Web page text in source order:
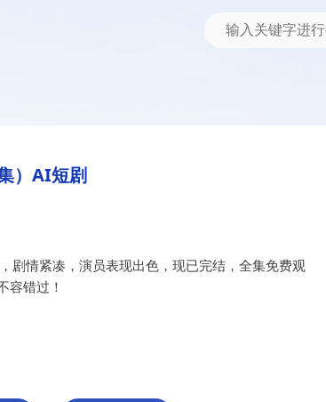
）AI短剧
剧情紧凑，演员表现出色，现已完结，全集免费观
容错过！